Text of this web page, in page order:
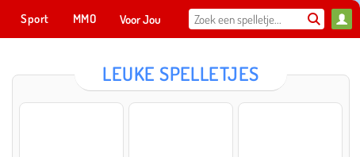
Sport MMO Voor Jou
LEUKE SPELLETJES